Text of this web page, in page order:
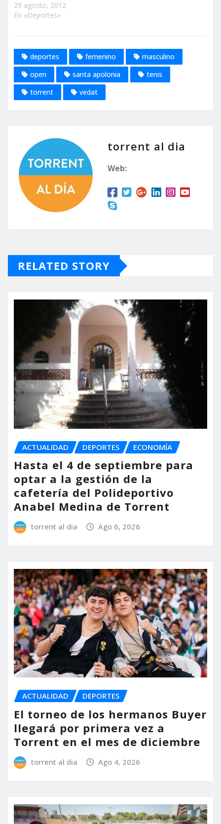
29 agosto, 2012
En «Deportes»
deportes femenino
masculino
open
santa apolonia
tenis
torrent
vedat
torrent al dia
Web:
RELATED STORY
ACTUALIDAD DEPORTES ECONOMÍA
Hasta el 4 de septiembre para
optar a la gestión de la
cafetería del Polideportivo
Anabel Medina de Torrent
torrent al dia Ago 6, 2026
ACTUALIDAD DEPORTES
El torneo de los hermanos Buyer
llegará por primera vez a
Torrent en el mes de diciembre
torrent al dia Ago 4, 2026